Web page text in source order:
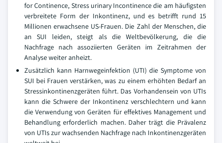
for Continence, Stress urinary Incontinence die am häufigsten
verbreitete Form der Inkontinenz, und es betrifft rund 15
Millionen erwachsene US-Frauen. Die Zahl der Menschen, die
an SUI leiden, steigt als die Weltbevölkerung, die die
Nachfrage nach assoziierten Geräten im Zeitrahmen der
Analyse weiter anheizt.
Zusätzlich kann Harnwegeinfektion (UTI) die Symptome von
SUI bei Frauen verstärken, was zu einem erhöhten Bedarf an
Stressinkontinenzgeräten führt. Das Vorhandensein von UTIs
kann die Schwere der Inkontinenz verschlechtern und kann
die Verwendung von Geräten für effektives Management und
Behandlung erforderlich machen. Daher trägt die Prävalenz
von UTIs zur wachsenden Nachfrage nach Inkontinenzgeräten